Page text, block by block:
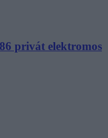
privát elektromos